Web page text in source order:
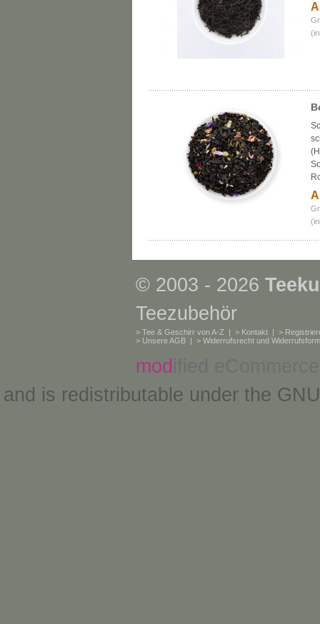
© 2003 - 2026
Teezubehör
> Tee & Geschirr von A-Z | > Kontakt | >
> Unsere AGB | > Widerrufsrecht und
mod
and is redistributable under the